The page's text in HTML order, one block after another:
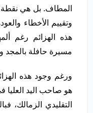
المطاف. بل هي نقطة
وتقييم الأخطاء
هذه الهزائم رغم
مسيرة حافلة بالمجد
ورغم وجود هذه
هو صاحب اليد العليا
التقليدي الزمالك،